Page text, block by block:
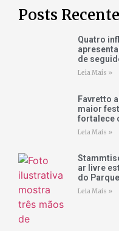
Posts
Quatro
de
Leia Mais »
Favretto
maior
fortalece
Leia Mais »
ar livre
do
Leia Mais »